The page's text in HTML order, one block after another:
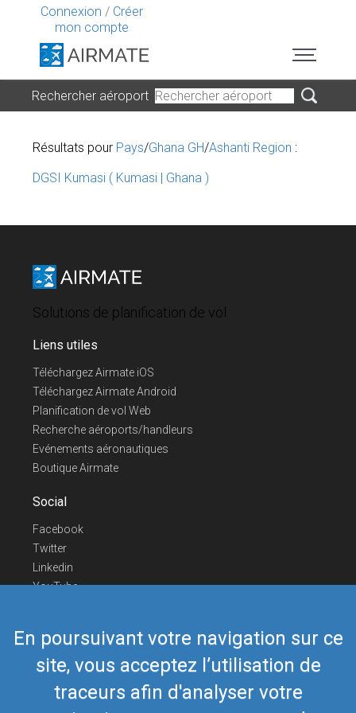
Connexion / Créer
mon compte
En poursuivant votre navigation sur ce
site, vous acceptez l’utilisation de
traceurs afin d'analyser votre
Rechercher aéroport
Résultats pour Pays/Ghana GH/Ashanti Region :
DGSI Kumasi ( Kumasi | Ghana )
Solutions de planification de vol
Liens utiles
Téléchargez Airmate iOS
Téléchargez Airmate Android
Planification de vol Web
Recherche aéroports/handleurs
Evénements aéronautiques
Boutique Airmate
Social
Facebook
Twitter
Linkedin
YouTube
Nous contacter
Téléphone Europe+352 26441835
Téléphone US/Canada418-592-8862